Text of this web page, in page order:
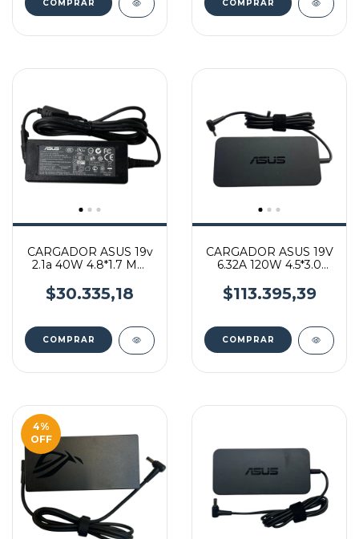
CARGADOR ASUS 19v
2.1a 40W 4.8*1.7 MM
$30.335,18
CARGADOR ASUS 19V
6.32A 120W 4.5*3.0
$113.395,39
4%
OFF